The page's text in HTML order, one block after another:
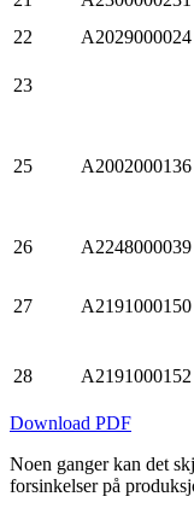
22
A2029000024
23
25 A2002000136
26 A2248000039
27 A2191000150
28 A2191000152
Download PDF
Noen ganger kan det
forsinkelser på